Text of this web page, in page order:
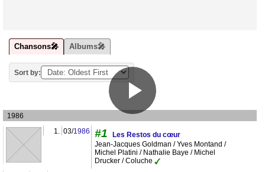
Chansons🎤 Albums🎤
Sort by:
1986
1. 03/1986 #1
Les Restos du cœur
Jean-Jacques Goldman / Yves Montand /
Michel Platini / Nathalie Baye / Michel
Drucker / Coluche